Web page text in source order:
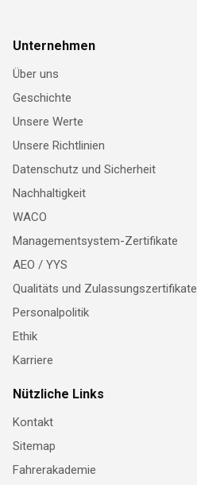
Unternehmen
Über uns
Geschichte
Unsere Werte
Unsere Richtlinien
Datenschutz und Sicherheit
Nachhaltigkeit
WACO
Managementsystem-Zertifikate
AEO / YYS
Qualitäts und Zulassungszertifikate
Personalpolitik
Ethik
Karriere
Nützliche Links
Kontakt
Sitemap
Fahrerakademie